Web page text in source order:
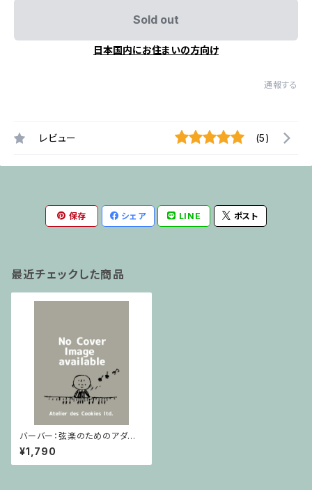
Sold out
日本国内にお住まいの方向け
通報する
レビュー (5)
保存 シェア LINE ポスト
最近チェックした商品
バーバー：弦楽のためのアダー
ジョ(Schirmer) / フルスコア
¥1,790